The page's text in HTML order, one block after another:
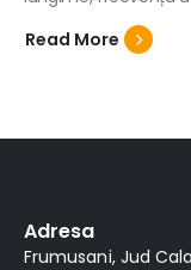
Read More
Adresa
Frumusani, Jud